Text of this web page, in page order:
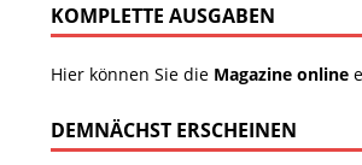
KOMPLETTE AUSGABEN
Hier können Sie die Magazine online
DEMNÄCHST ERSCHEINEN